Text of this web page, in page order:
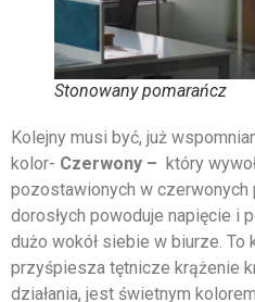
Stonowany pomarańcz
Kolejny musi być, już
kolor- Czerwony – który
pozostawionych w czerwonych
dorosłych powoduje napięcie i
dużo wokół siebie w biurze. To
przyśpiesza tętnicze krążenie
działania, jest świetnym